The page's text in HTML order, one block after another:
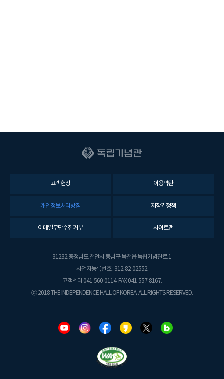
고객헌장 이용약관
개인정보처리방침 저작권정책
이메일무단수집거부 사이트맵
31232 충청남도 천안시 동남구 목천읍 독립기념관로 1
사업자등록번호 : 312-82-02552
고객센터 041-560-0114. FAX 041-557-8167.
ⓒ 2018 THE INDEPENDENCE HALL OF KOREA. ALL RIGHTS RESERVED.